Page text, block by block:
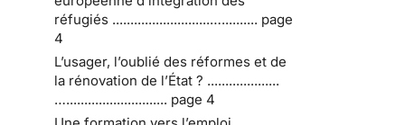
réfugiés ...........................….......... page
4
L’usager, l’oublié des réformes et de
la rénovation de l’État ? ....................
…............................ page 4